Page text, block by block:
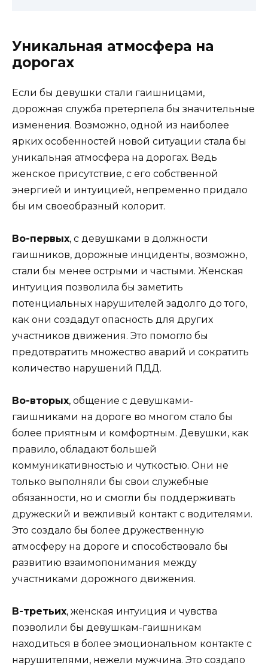
Уникальная атмосфера на
дорогах
Если бы девушки стали гаишницами,
дорожная служба претерпела бы значительные
изменения. Возможно, одной из наиболее
ярких особенностей новой ситуации стала бы
уникальная атмосфера на дорогах. Ведь
женское присутствие, с его собственной
энергией и интуицией, непременно придало
бы им своеобразный колорит.
Во-первых, с девушками в должности
гаишников, дорожные инциденты, возможно,
стали бы менее острыми и частыми. Женская
интуиция позволила бы заметить
потенциальных нарушителей задолго до того,
как они создадут опасность для других
участников движения. Это помогло бы
предотвратить множество аварий и сократить
количество нарушений ПДД.
Во-вторых, общение с девушками-
гаишниками на дороге во многом стало бы
более приятным и комфортным. Девушки, как
правило, обладают большей
коммуникативностью и чуткостью. Они не
только выполняли бы свои служебные
обязанности, но и смогли бы поддерживать
дружеский и вежливый контакт с водителями.
Это создало бы более дружественную
атмосферу на дороге и способствовало бы
развитию взаимопонимания между
участниками дорожного движения.
В-третьих, женская интуиция и чувства
позволили бы девушкам-гаишникам
находиться в более эмоциональном контакте с
нарушителями, нежели мужчина. Это создало